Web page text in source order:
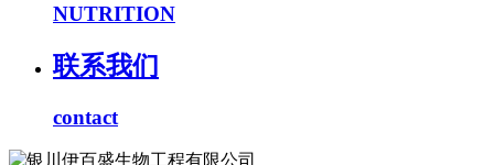
NUTRITION
联系我们
contact